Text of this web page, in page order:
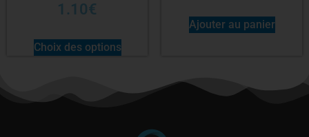
1.10€
Choix des options
Ajouter au panier